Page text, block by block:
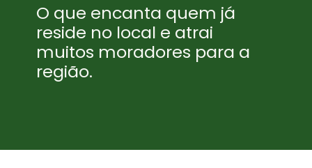
O que encanta quem já
reside no local e atrai
muitos moradores para a
região.